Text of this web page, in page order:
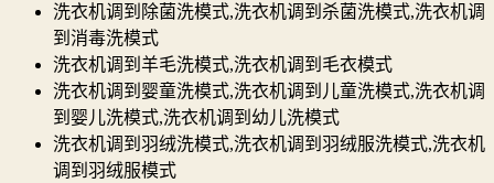
洗衣机调到除菌洗模式,洗衣机调到杀菌洗模式,洗衣机调
到消毒洗模式
洗衣机调到羊毛洗模式,洗衣机调到毛衣模式
洗衣机调到婴童洗模式,洗衣机调到儿童洗模式,洗衣机调
到婴儿洗模式,洗衣机调到幼儿洗模式
洗衣机调到羽绒洗模式,洗衣机调到羽绒服洗模式,洗衣机
调到羽绒服模式